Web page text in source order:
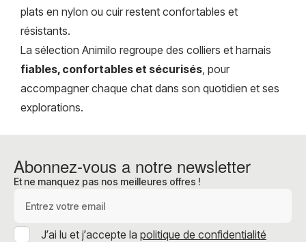
plats en nylon ou cuir restent confortables et
résistants.
La sélection Animilo regroupe des colliers et harnais
fiables, confortables et sécurisés, pour
accompagner chaque chat dans son quotidien et ses
explorations.
Abonnez-vous a notre newsletter
Et ne manquez pas nos meilleures offres !
J’ai lu et j’accepte la politique de confidentialité